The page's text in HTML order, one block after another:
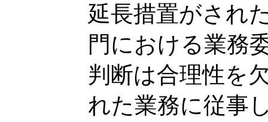
延長措置がされ
門における業務
判断は合理性を
れた業務に従事